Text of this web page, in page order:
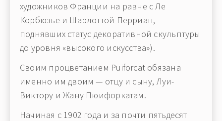
художников Франции на равне с Ле
Корбюзье и Шарлоттой Перриан,
поднявших статус декоративной скульптуры
до уровня «высокого искусства»).
Своим процветанием Puiforcat обязана
именно им двоим — отцу и сыну, Луи-
Виктору и Жану Пюифоркатам.
Начиная с 1902 года и за почти пятьдесят